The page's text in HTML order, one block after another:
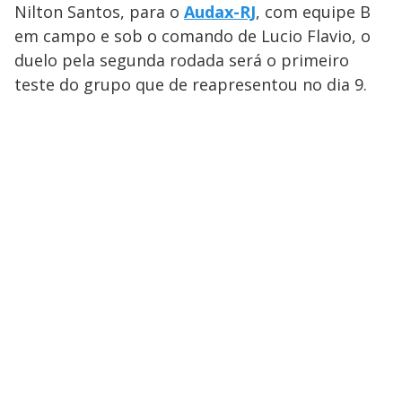
Nilton Santos, para o Audax-RJ, com equipe B
em campo e sob o comando de Lucio Flavio, o
duelo pela segunda rodada será o primeiro
teste do grupo que de reapresentou no dia 9.